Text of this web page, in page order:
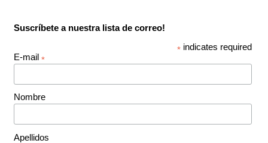
Suscríbete a nuestra lista de correo!
* indicates required
E-mail *
Nombre
Apellidos